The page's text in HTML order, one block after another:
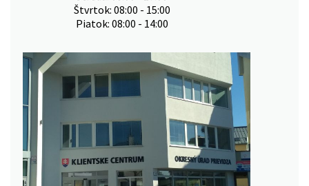
Štvrtok: 08:00 - 15:00
Piatok: 08:00 - 14:00